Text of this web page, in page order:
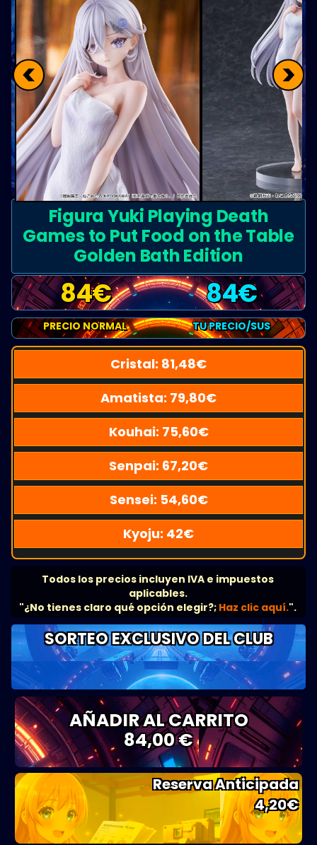
< >
Figura Yuki Playing Death
Games to Put Food on the Table
Golden Bath Edition
84€ 84€
PRECIO NORMAL TU PRECIO/SUS
Cristal: 81,48€
Amatista: 79,80€
Kouhai: 75,60€
Senpai: 67,20€
Sensei: 54,60€
Kyoju: 42€
Todos los precios incluyen IVA e impuestos
aplicables.
"¿No tienes claro qué opción elegir?; Haz clic aquí.".
SORTEO EXCLUSIVO DEL CLUB
AÑADIR AL CARRITO
84,00 €
Reserva Anticipada
4,20€